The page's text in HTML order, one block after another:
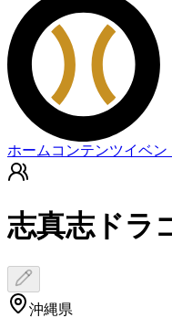
ホーム コンテンツイベン
志真志ドラ
沖縄県